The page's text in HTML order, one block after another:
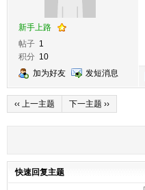
新手上路
帖子 1
积分 10
加为好友
发短消息
‹‹ 上一主题 下一主题 ››
快速回复主题